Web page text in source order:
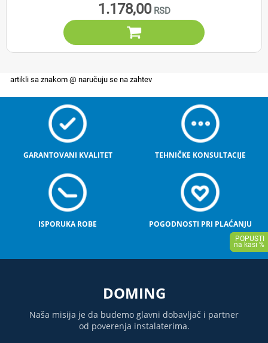
1.178,00

GARANTOVANI KVALITET TEHNIČKE KONSULTACIJE
ISPORUKA ROBE POGODNOSTI PRI PLAĆANJU
DOMING
Naša misija je da budemo glavni dobavljač i partner
od poverenja instalaterima.